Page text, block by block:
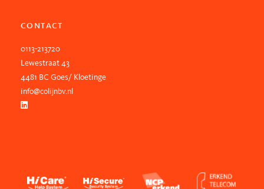
CONTACT
0113-213720
Lewestraat 43
4481 BC Goes/ Kloetinge
info@colijnbv.nl